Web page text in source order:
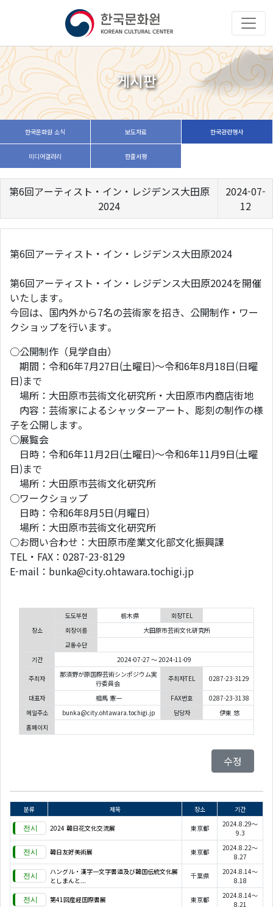
게시판
한국문화원 소식 보도자료 한국관련행사
미디어갤러리 한줄서평
第6回アーティスト・イン・レジデンス大田原
2024
2024-07-
12
第6回アーティスト・イン・レジデンス大田原2024
第6回アーティスト・イン・レジデンス大田原2024を開催
いたします。
今回は、国内外から7名の芸術家を招き、公開制作・ワー
クショップを行います。
○公開制作（見学自由）
期間：令和6年7月27日(土曜日)～令和6年8月18日(日曜
日)まで
場所：大田原市芸術文化研究所・大田原市内商店街地
内容：芸術家によるシャッターアート、彫刻の制作の様
子を公開します。
○展覧会
日時：令和6年11月2日(土曜日)～令和6年11月9日(土曜
日)まで
場所：大田原市芸術文化研究所
○ワークショップ
日時：令和6年8月5日(月曜日)
場所：大田原市芸術文化研究所
○お問い合わせ：大田原市産業文化部文化振興課
TEL・FAX：0287-23-8129
E-mail：bunka@city.ohtawara.tochigi.jp
장소
도도부현 栃木県
회장TEL
회장이름
大田原市芸術文化研究所
교통수단
기간
2024-07-27 ～ 2024-11-09
주최자
那須野が原国際芸術シンポジウム実
行委員会
주최자TEL 0287-23-3129
대표자 相馬 憲一 FAX번호
0287-23-3138
메일주소
bunka@city.ohtawara.tochigi.jp 담당자
伊東 悠
홈페이지
수정
분류 제목 장소 기간
2024 韓日花文化交流展 東京都
2024.8.29～
9.3
韓日友好美術展 東京都
2024.8.22～
8.27
ハングル・漢字一文字書道及び韓国伝統文化展
としまんと...
千葉県
2024.8.14～
8.18
第41回産経国際書展 東京都
2024.8.14～
8.21